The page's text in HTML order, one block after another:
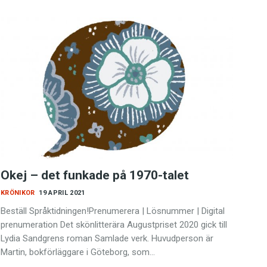
Okej – det funkade på 1970-talet
19 APRIL 2021
KRÖNIKOR
Beställ Språktidningen!Prenumerera | Lösnummer | Digital
prenumeration Det skönlitterära Augustpriset 2020 gick till
Lydia Sandgrens roman Samlade verk. Huvudperson är
Martin, bokförläggare i Göteborg, som…